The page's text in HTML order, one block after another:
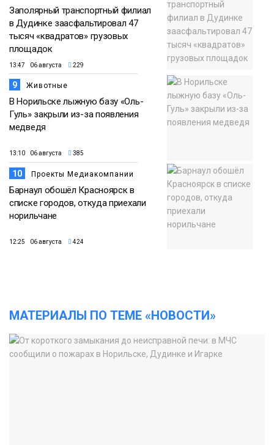
Заполярный транспортный филиал
в Дудинке заасфальтировал 47
тысяч «квадратов» грузовых
площадок
13:47 06 августа 229
9 Животные
В Норильске лыжную базу «Оль-
Гуль» закрыли из-за появления
медведя
13:10 06 августа 385
10 Проекты Медиакомпании
Барнаул обошёл Красноярск в
списке городов, откуда приехали
норильчане
12:25 06 августа 424
МАТЕРИАЛЫ ПО ТЕМЕ «НОВОСТИ»